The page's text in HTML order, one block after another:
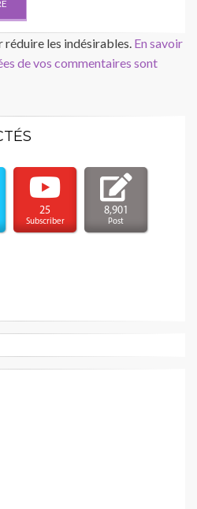
les indésirables. En savoir
de vos commentaires sont
25
Subscriber
8,901
Post